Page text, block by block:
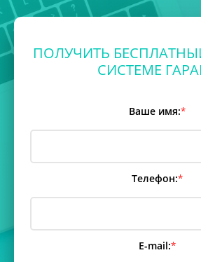
ПОЛУЧИТЬ
СИСТЕМЕ
Ваше имя:*
Телефон:*
E-mail:*